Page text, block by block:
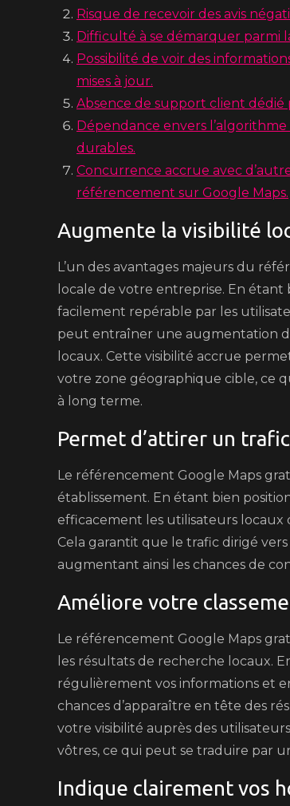
Risque de recevoir des avis
Difficulté à se démarquer parmi
Possibilité de voir des
mises à jour.
Absence de support client
Dépendance envers
durables.
Concurrence accrue avec
référencement sur Google Maps.
Augmente la visibilité
L’un des avantages majeurs du
locale de votre entreprise. En
facilement repérable par les
peut entraîner une augmentation
locaux. Cette visibilité accrue
votre zone géographique cible, ce
à long terme.
Permet d’attirer un
Le référencement Google Maps
établissement. En étant bien
efficacement les utilisateurs locaux
Cela garantit que le trafic dirigé
augmentant ainsi les chances de
Améliore votre
Le référencement Google Maps
les résultats de recherche locaux.
régulièrement vos informations et
chances d’apparaître en tête des
votre visibilité auprès des
vôtres, ce qui peut se traduire par
Indique clairement vos